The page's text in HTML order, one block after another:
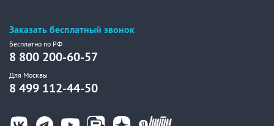
Заказать бесплатный звонок
Бесплатно по РФ
8 800 200-60-57
Для Москвы
8 499 112-44-50